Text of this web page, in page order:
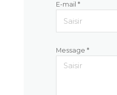
E-mail *
Message *